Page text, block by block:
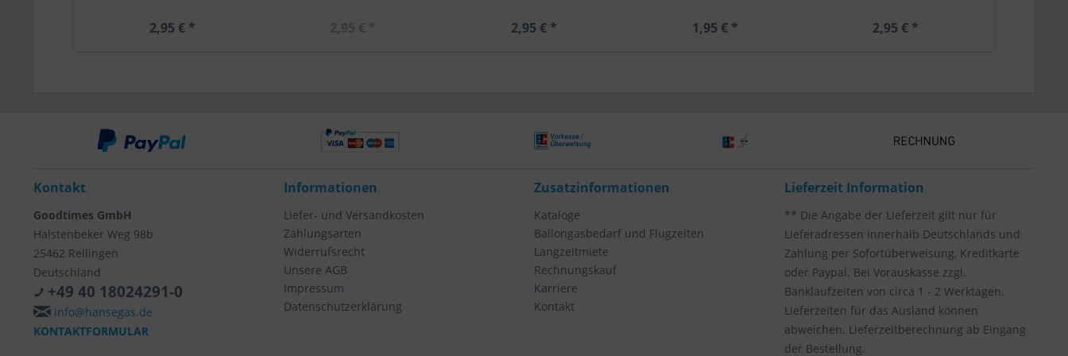
2,95 € * 2,95 € * 2,95 € * 1,95 € * 2,95 € *
Kontakt
Goodtimes GmbH
Halstenbeker Weg 98b
25462 Rellingen
Deutschland
+49 40 18024291-0
info@hansegas.de
KONTAKTFORMULAR
Informationen
Liefer- und Versandkosten
Zahlungsarten
Widerrufsrecht
Unsere AGB
Impressum
Datenschutzerklärung
Zusatzinformationen
Kataloge
Ballongasbedarf und Flugzeiten
Langzeitmiete
Rechnungskauf
Karriere
Kontakt
Lieferzeit Information
** Die Angabe der Lieferzeit gilt nur für
Lieferadressen innerhalb Deutschlands und
Zahlung per Sofortüberweisung, Kreditkarte
oder Paypal. Bei Vorauskasse zzgl.
Banklaufzeiten von circa 1 - 2 Werktagen.
Lieferzeiten für das Ausland können
abweichen. Lieferzeitberechnung ab Eingang
der Bestellung.